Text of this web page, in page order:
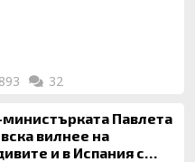
32
Павлета
вилнее на
и в Испания с